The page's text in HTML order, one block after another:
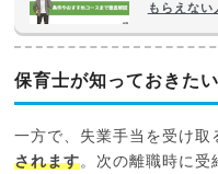
もらえない
保育士が知っておきた
一方で、失業手当を受け取
されます。次の離職時に受